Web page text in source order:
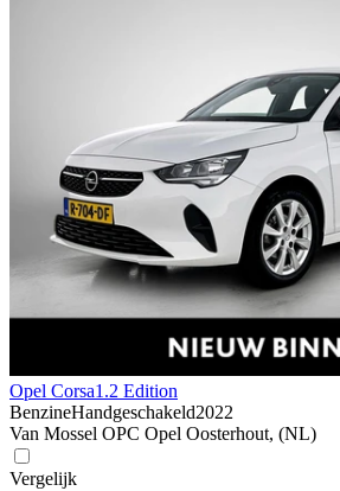
Opel Corsa1.2 Edition
BenzineHandgeschakeld2022
Van Mossel OPC Opel Oosterhout, (NL)
Vergelijk